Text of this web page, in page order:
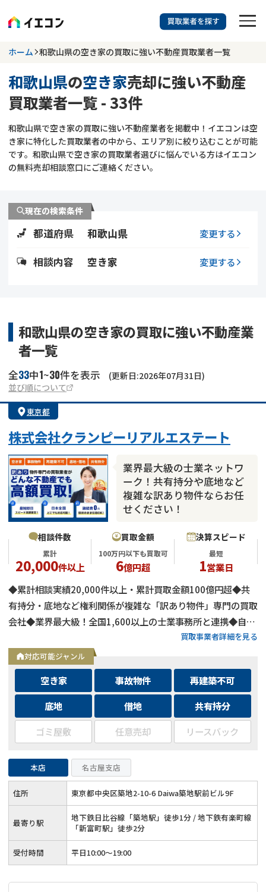
訳あり物件に強い業者を探す
和歌山県 空き家
更新日 :2026年07月31日
業者を探す
空き家
再建築不可
ゴミ屋敷
リースバック
不動産コラム
不動産売却
訳あり不動産
土地売却
借地 不動産リースバック
任意売却
アンケート調査
ホーム 和歌山県の空き家の買取に強い不動産買取業者一覧
和歌山県の空き家売却に強い不動産
買取業者一覧 - 33件
和歌山県で空き家の買取に強い不動産業者を掲載中！イエコンは空
き家に特化した買取業者の中から、エリア別に絞り込むことが可能
です。和歌山県で空き家の買取業者選びに悩んでいる方はイエコン
の無料売却相談窓口にご連絡ください。
現在の検索条件
都道府県 和歌山県 変更する
相談内容 空き家 変更する
和歌山県の空き家の買取に強い不動産業
者一覧
全33中1~30件を表示
(更新日:2026年07月31日)
並び順について
東京都
株式会社クランピーリアルエステート
業界最大級の士業ネットワ
ーク！共有持分や底地など
複雑な訳あり物件ならお任
せください！
相談件数
累計
20,000件以上
買取金額
100万円以下も買取可
6億円超
決算スピード
最短
1営業日
◆累計相談実績20,000件以上・累計買取金額100億円超◆共
有持分・底地など権利関係が複雑な「訳あり物件」専門の買取
会社◆業界最大級！全国1,600以上の士業事務所と連携◆自己
資金による買取のため、融資審査を待たず最短即日で決済可能
◆士業事務所や大手不動産会社からの相談実績も多数
買取事業者詳細を見る
対応可能ジャンル
空き家 事故物件
再建築不可
底地
借地
共有持分
ゴミ屋敷
任意売却 リースバック
本店 名古屋支店
住所 東京都中央区築地2-10-6 Daiwa築地駅前ビル9F
最寄り駅
地下鉄日比谷線「築地駅」徒歩1分 / 地下鉄有楽町線
「新富町駅」徒歩2分
受付時間 平日10:00～19:00